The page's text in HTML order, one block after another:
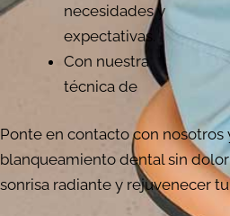
necesidades y
expectativas.
Con nuestra
técnica de
Ponte en contacto con nosotros
blanqueamiento dental sin
sonrisa radiante y rejuvenecer